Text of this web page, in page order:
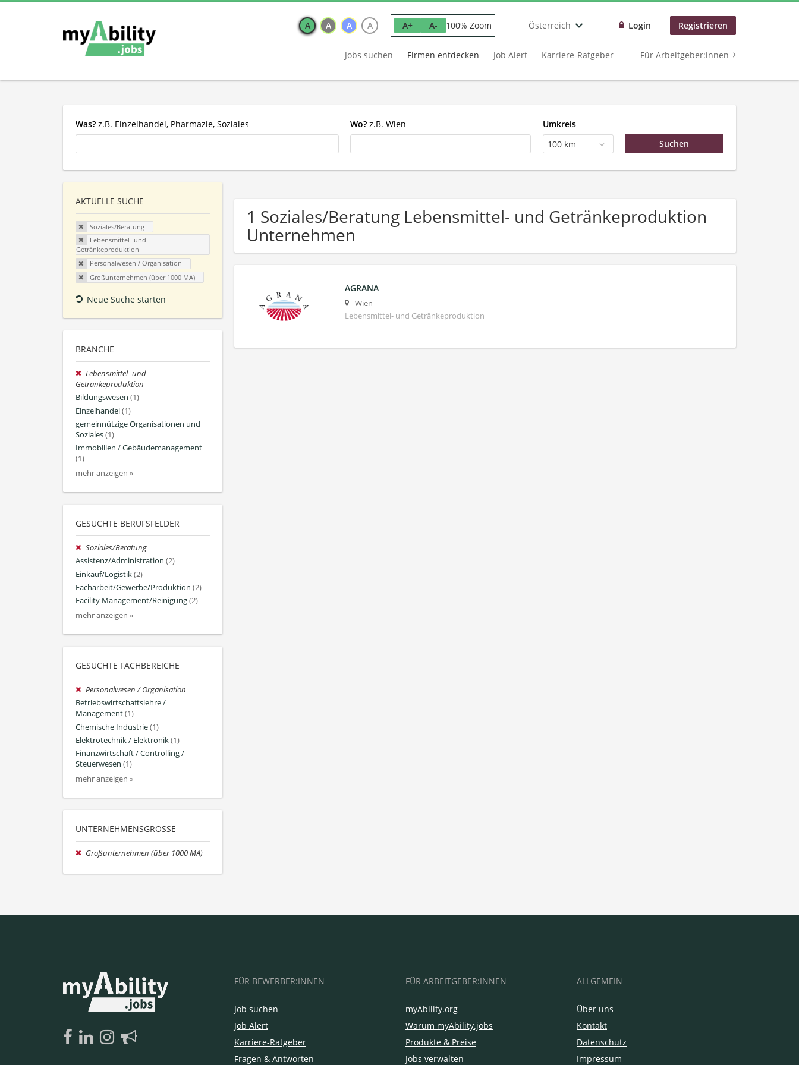
A A A A A+ A- 100% Zoom Österreich Login Registrieren
Jobs suchen Firmen entdecken Job Alert Karriere-Ratgeber Für Arbeitgeber:innen
Was? z.B. Einzelhandel, Pharmazie, Soziales Wo? z.B. Wien
Umkreis
100 km
AKTUELLE SUCHE
Soziales/Beratung
Lebensmittel- und
Getränkeproduktion
Personalwesen / Organisation
Großunternehmen (über 1000 MA)
Neue Suche starten
BRANCHE
Lebensmittel- und
Getränkeproduktion
Bildungswesen (1)
Einzelhandel(1)
gemeinnützige Organisationen und
Soziales(1)
Immobilien / Gebäudemanagement
(1)
mehr anzeigen »
GESUCHTE BERUFSFELDER
Soziales/Beratung
Assistenz/Administration (2)
Einkauf/Logistik(2)
Facharbeit/Gewerbe/Produktion (2)
Facility Management/Reinigung(2)
mehr anzeigen »
GESUCHTE FACHBEREICHE
Personalwesen / Organisation
Betriebswirtschaftslehre /
Management(1)
Chemische Industrie(1)
Elektrotechnik / Elektronik(1)
Finanzwirtschaft / Controlling /
Steuerwesen (1)
mehr anzeigen »
UNTERNEHMENSGRÖSSE
Großunternehmen (über 1000 MA)
1 Soziales/Beratung Lebensmittel- und Getränkeproduktion
Unternehmen
AGRANA
Wien
Lebensmittel- und Getränkeproduktion
FÜR BEWERBER:INNEN
Job suchen
Job Alert
Karriere-Ratgeber
Fragen & Antworten
FÜR ARBEITGEBER:INNEN
myAbility.org
Warum myAbility.jobs
Produkte & Preise
Jobs verwalten
ALLGEMEIN
Über uns
Kontakt
Datenschutz
Impressum